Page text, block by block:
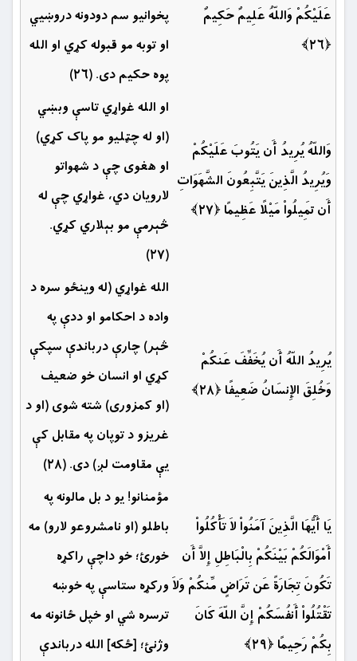
عَلَيْكُمْ وَاللّهُ عَلِيمٌ حَكِيمٌ
﴿۲۶﴾
پخوانيو سم دودونه دروښيي
او توبه مو قبوله كړي او الله
پوه حكيم دى. (۲۶)
وَاللّهُ يُرِيدُ أَن يَتُوبَ عَلَيْكُمْ
وَيُرِيدُ الَّذِينَ يَتَّبِعُونَ الشَّهَوَاتِ
أَن تَمِيلُواْ مَيْلًا عَظِيمًا ﴿۲۷﴾
او الله غواړي تاسې وبښي
(او له چټلیو مو پاک کړي)
او هغوی چې د شهواتو
لارویان دي، غواړي چې له
څېرمې مو بېلاري کړي‏.
(۲۷)
يُرِيدُ اللّهُ أَن يُخَفِّفَ عَنكُمْ
وَخُلِقَ الإِنسَانُ ضَعِيفًا ﴿۲۸﴾
الله غواړي (له وينځو سره د
واده د احكامو او ددې په
څېر) چارې درباندې سپكې
كړي او انسان خو ضعيف
(او كمزورى) شته شوى (او د
غريزو د توپان په مقابل کې
يې مقاومت لږ) دى. (۲۸)
يَا أَيُّهَا الَّذِينَ آمَنُواْ لاَ تَأْكُلُواْ
أَمْوَالَكُمْ بَيْنَكُمْ بِالْبَاطِلِ إِلاَّ أَن
تَكُونَ تِجَارَةً عَن تَرَاضٍ مِّنكُمْ وَلاَ
تَقْتُلُواْ أَنفُسَكُمْ إِنَّ اللّهَ كَانَ
بِكُمْ رَحِيمًا ﴿۲۹﴾
مؤمنانو! يو د بل مالونه په
باطلو (او نامشروعو لارو) مه
خورئ؛ خو داچې راكړه
وركړه ستاسې په خوښه
ترسره شي او خپل ځانونه مه
وژنئ؛ [ځکه] الله درباندې